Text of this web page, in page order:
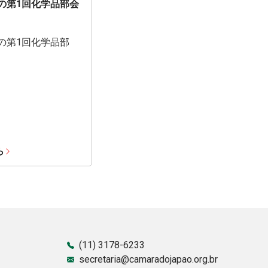
第1回化学品部会
第1回化学品部
(11) 3178-6233
secretaria@camaradojapao.org.br